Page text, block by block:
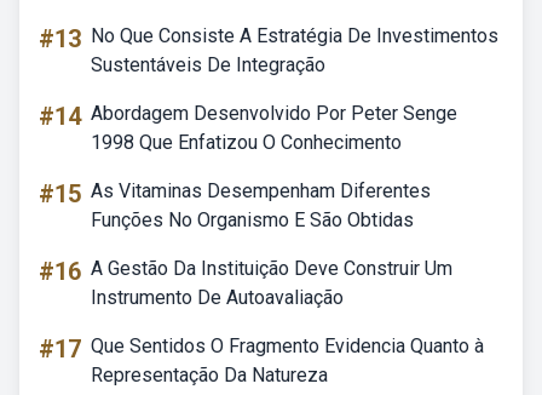
#13 No Que Consiste A Estratégia De Investimentos
Sustentáveis De Integração
#14 Abordagem Desenvolvido Por Peter Senge
1998 Que Enfatizou O Conhecimento
#15 As Vitaminas Desempenham Diferentes
Funções No Organismo E São Obtidas
#16 A Gestão Da Instituição Deve Construir Um
Instrumento De Autoavaliação
#17 Que Sentidos O Fragmento Evidencia Quanto à
Representação Da Natureza